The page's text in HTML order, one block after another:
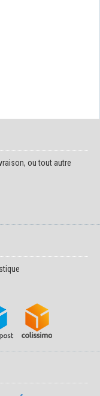
ou tout autre